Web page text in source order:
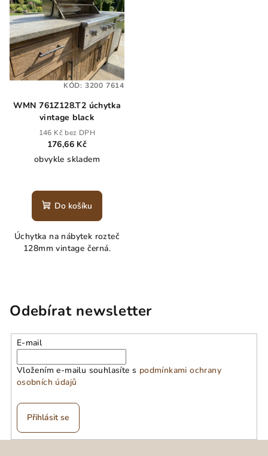
WMN 761Z128.T2 úchytka
vintage black
146 Kč bez DPH
176,66 Kč
obvykle skladem
Do košíku
Úchytka na nábytek rozteč
128mm vintage černá.
KÓD: 3200 7614
Odebírat newsletter
E-mail
Vložením e-mailu souhlasíte s podmínkami ochrany
osobních údajů
Přihlásit se